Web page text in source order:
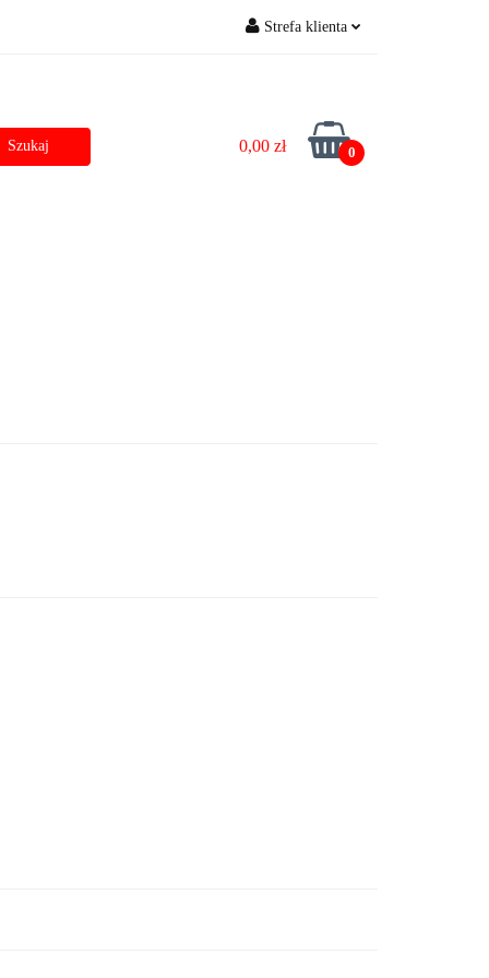
Strefa klienta
Zarejestruj się
Dodaj zgłoszenie do zamówienia
0,00 zł 0